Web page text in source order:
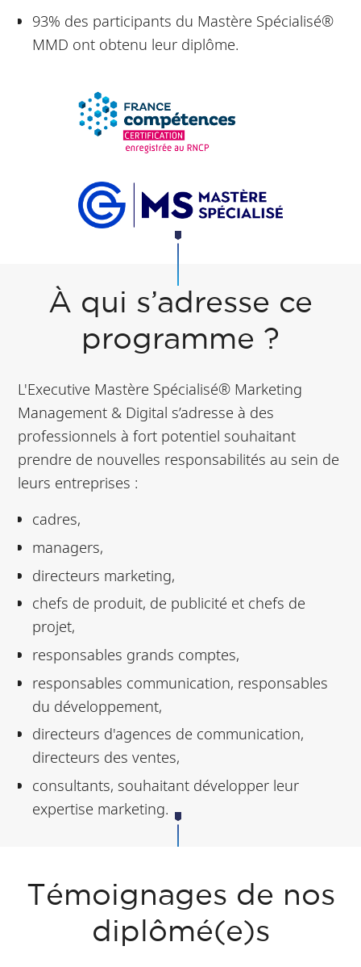
93% des participants du Mastère Spécialisé®
MMD ont obtenu leur diplôme.
À qui s’adresse ce
programme ?
L'Executive Mastère Spécialisé® Marketing
Management & Digital s’adresse à des
professionnels à fort potentiel souhaitant
prendre de nouvelles responsabilités au sein de
leurs entreprises :
cadres,
managers,
directeurs marketing,
chefs de produit, de publicité et chefs de
projet,
responsables grands comptes,
responsables communication, responsables
du développement,
directeurs d'agences de communication,
directeurs des ventes,
consultants, souhaitant développer leur
expertise marketing.
Témoignages de nos
diplômé(e)s